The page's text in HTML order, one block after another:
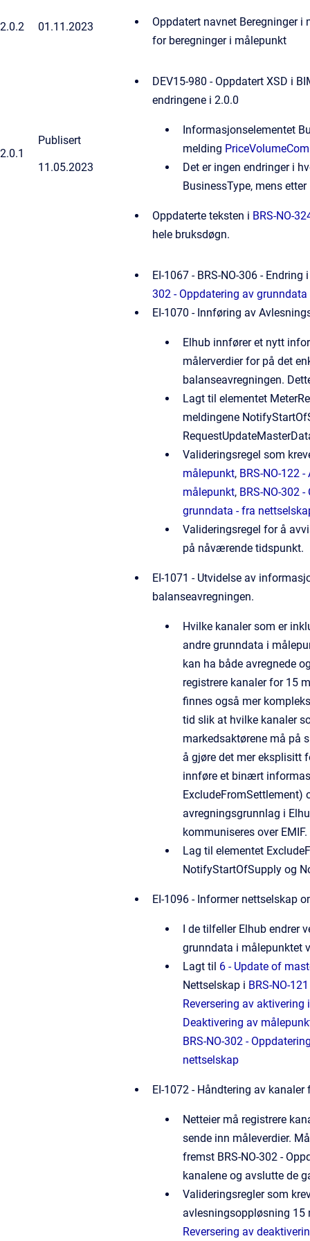
2.0.2 01.11.2023
Oppdatert navnet Beregninger
for beregninger i målepunkt
2.0.1
Publisert
11.05.2023
DEV15-980 - Oppdatert XSD i
endringene i 2.0.0
Informasjonselementet
melding
Det er ingen endringer i
BusinessType, mens
Oppdaterte teksten i BRS-NO-
hele bruksdøgn.
EI-1067 - BRS-NO-306 -
302 - Oppdatering av
EI-1070 - Innføring av
Elhub innfører et nytt
målerverdier for på det
balanseavregningen.
Lagt til elementet
meldingene
Valideringsregel som
målepunkt, BRS-NO-122
målepunkt, BRS-NO-302
grunndata - fra
Valideringsregel for å
på nåværende tidspunkt.
EI-1071 - Utvidelse av
balanseavregningen.
Hvilke kanaler som er
andre grunndata i
kan ha både avregnede
registrere kanaler for 15
finnes også mer
tid slik at hvilke kanaler
markedsaktørene må på
å gjøre det mer eksplisitt
innføre et binært
ExcludeFromSettlement)
avregningsgrunnlag i
kommuniseres over EMIF.
Lag til elementet
NotifyStartOfSupply og
EI-1096 - Informer nettselskap
I de tilfeller Elhub endrer
grunndata i målepunktet
Lagt til 6 - Update of
Nettselskap i BRS-NO-
Reversering av aktivering
Deaktivering av
BRS-NO-302 -
nettselskap
EI-1072 - Håndtering av
Netteier må registrere
sende inn måleverdier.
fremst BRS-NO-302 -
kanalene og avslutte de
Valideringsregler som
avlesningsoppløsning
Reversering av